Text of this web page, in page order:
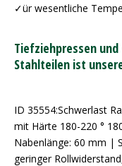
✓ür wesentliche
Tiefziehpressen und
Stahlteilen ist
ID 35554:Schwerlast
mit Härte 180-220 °
Nabenlänge: 60 mm |
geringer